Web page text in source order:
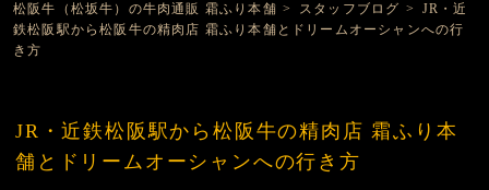
松阪牛（松坂牛）の牛肉通販 霜ふり本舗 > スタッフブログ > JR・近
鉄松阪駅から松阪牛の精肉店 霜ふり本舗とドリームオーシャンへの行
き方
JR・近鉄松阪駅から松阪牛の精肉店 霜ふり本
舗とドリームオーシャンへの行き方